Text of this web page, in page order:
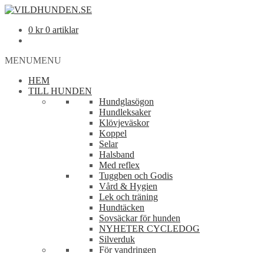
0 kr 0 artiklar
MENUMENU
HEM
TILL HUNDEN
Hundglasögon
Hundleksaker
Klövjeväskor
Koppel
Selar
Halsband
Med reflex
Tuggben och Godis
Vård & Hygien
Lek och träning
Hundtäcken
Sovsäckar för hunden
NYHETER CYCLEDOG
Silverduk
För vandringen